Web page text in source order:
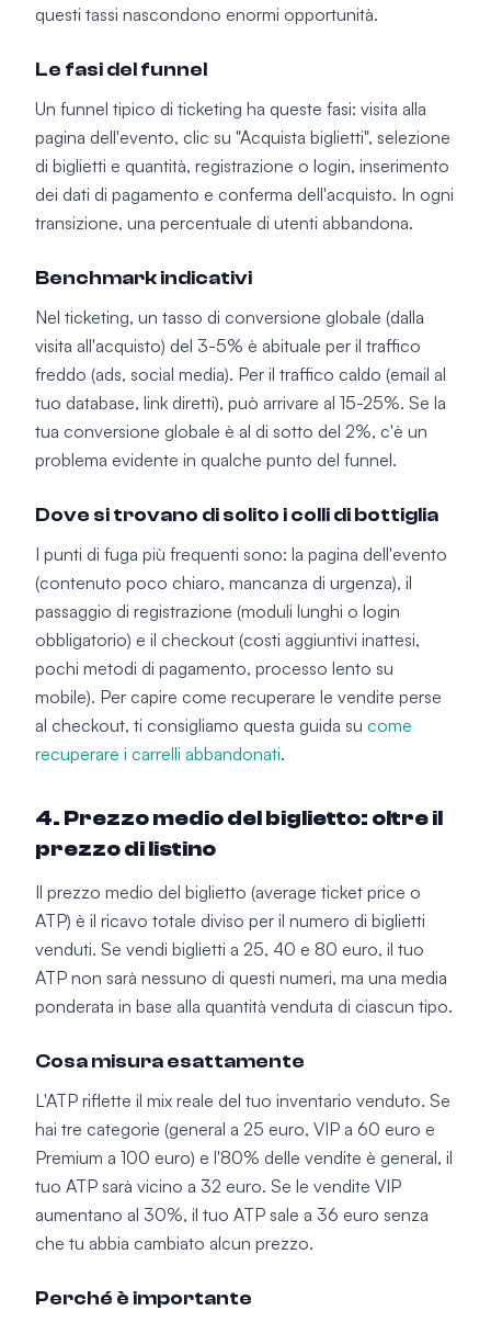
questi tassi nascondono enormi opportunità.
Le fasi del funnel
Un funnel tipico di ticketing ha queste fasi: visita alla
pagina dell'evento, clic su "Acquista biglietti", selezione
di biglietti e quantità, registrazione o login, inserimento
dei dati di pagamento e conferma dell'acquisto. In ogni
transizione, una percentuale di utenti abbandona.
Benchmark indicativi
Nel ticketing, un tasso di conversione globale (dalla
visita all'acquisto) del 3-5% è abituale per il traffico
freddo (ads, social media). Per il traffico caldo (email al
tuo database, link diretti), può arrivare al 15-25%. Se la
tua conversione globale è al di sotto del 2%, c'è un
problema evidente in qualche punto del funnel.
Dove si trovano di solito i colli di bottiglia
I punti di fuga più frequenti sono: la pagina dell'evento
(contenuto poco chiaro, mancanza di urgenza), il
passaggio di registrazione (moduli lunghi o login
obbligatorio) e il checkout (costi aggiuntivi inattesi,
pochi metodi di pagamento, processo lento su
mobile). Per capire come recuperare le vendite perse
al checkout, ti consigliamo questa guida su come
recuperare i carrelli abbandonati.
4. Prezzo medio del biglietto: oltre il
prezzo di listino
Il prezzo medio del biglietto (average ticket price o
ATP) è il ricavo totale diviso per il numero di biglietti
venduti. Se vendi biglietti a 25, 40 e 80 euro, il tuo
ATP non sarà nessuno di questi numeri, ma una media
ponderata in base alla quantità venduta di ciascun tipo.
Cosa misura esattamente
L'ATP riflette il mix reale del tuo inventario venduto. Se
hai tre categorie (general a 25 euro, VIP a 60 euro e
Premium a 100 euro) e l'80% delle vendite è general, il
tuo ATP sarà vicino a 32 euro. Se le vendite VIP
aumentano al 30%, il tuo ATP sale a 36 euro senza
che tu abbia cambiato alcun prezzo.
Perché è importante